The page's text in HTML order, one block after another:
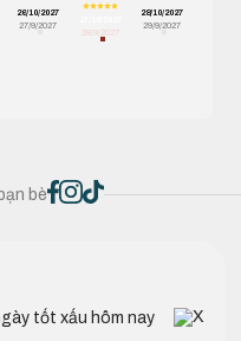
26/10/2027
27/9/2027
28/9/2027
28/10/2027
29/9/2027
bè
tốt xấu hôm nay